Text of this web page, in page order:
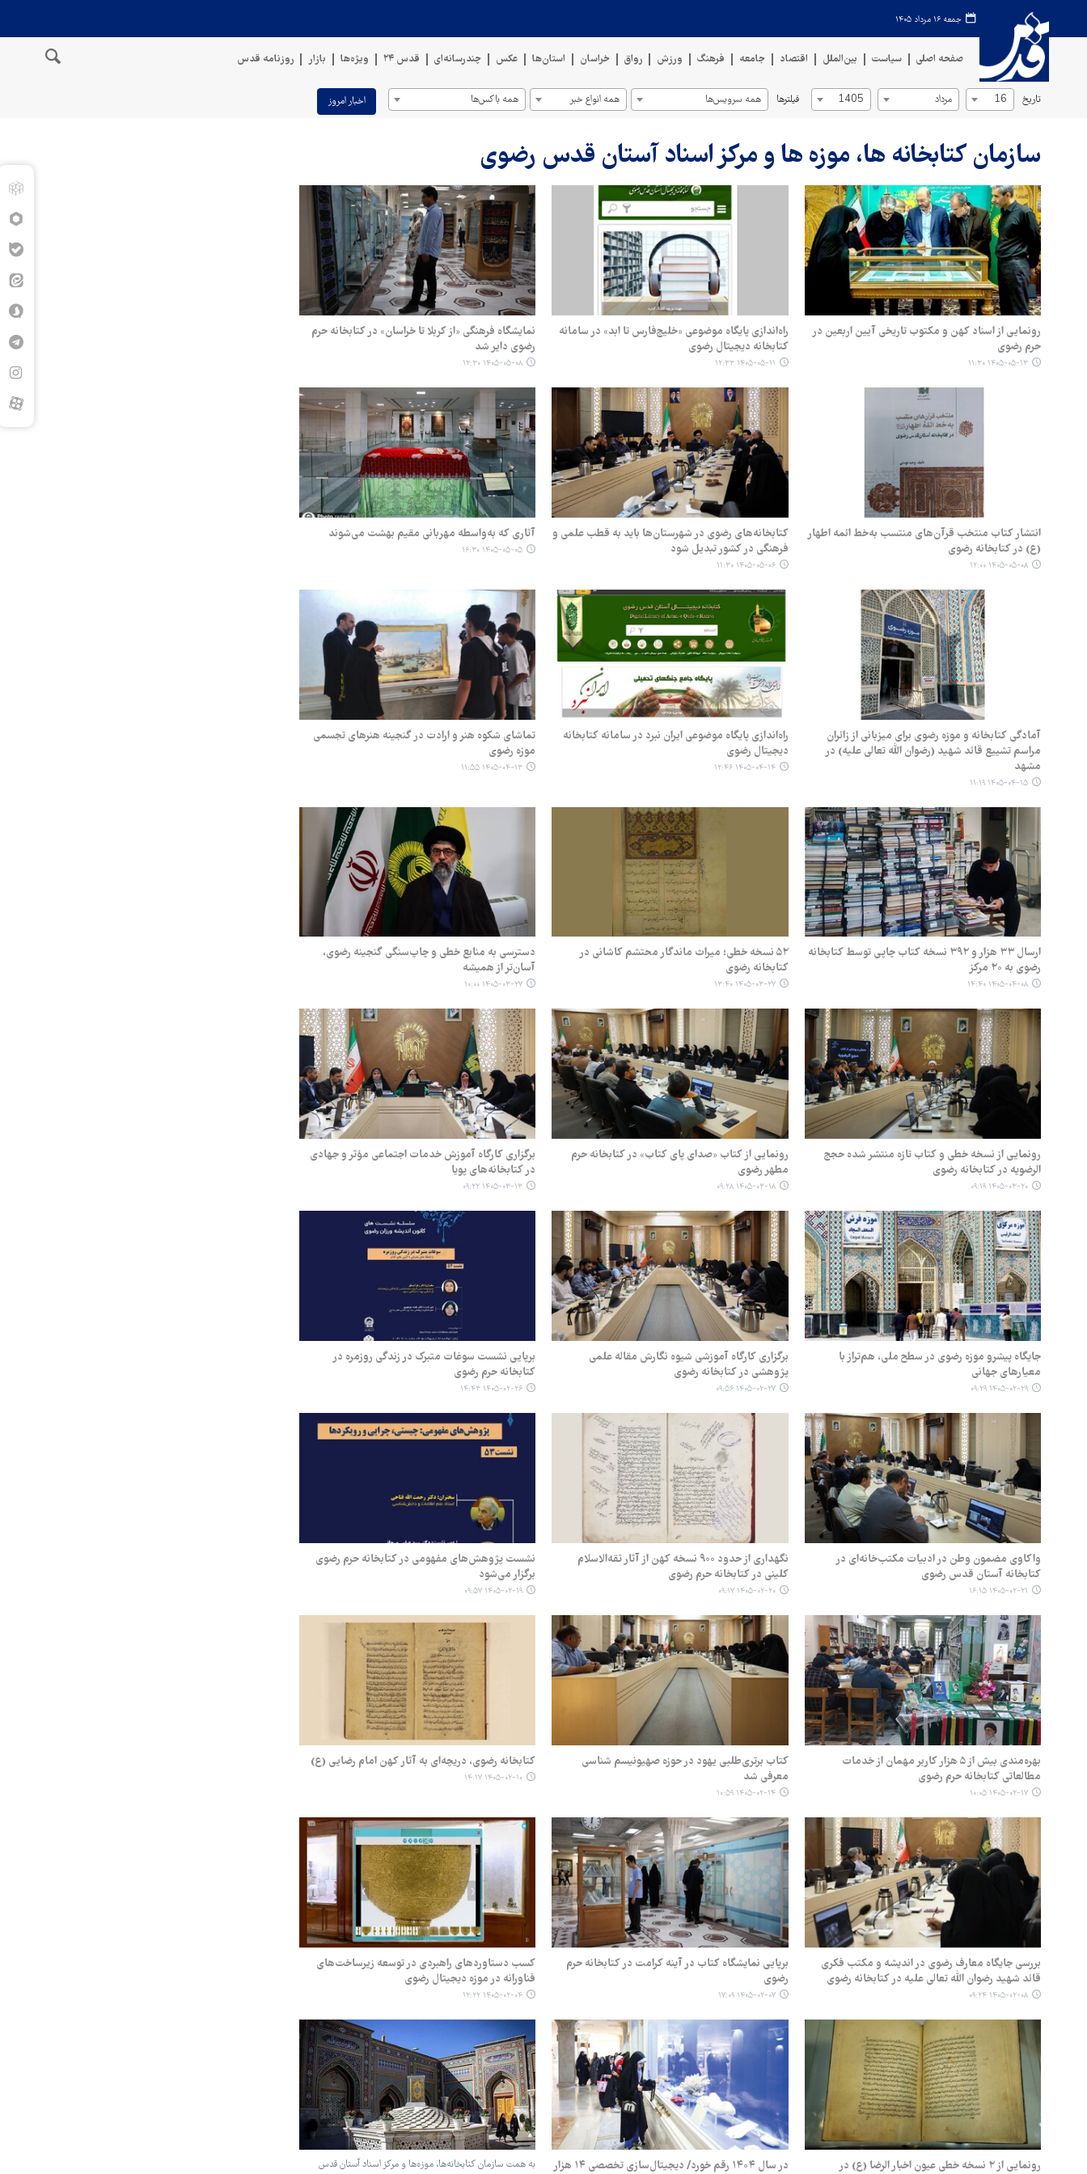
جمعه ۱۶ مرداد ۱۴۰۵
صفحه اصلی سیاست بین‌الملل اقتصاد جامعه فرهنگ ورزش رواق خراسان استان‌ها عکس چندرسانه‌ای قدس ۲۴ ویژه‌ها بازار روزنامه قدس
تاریخ 16 مرداد 1405 فیلترها همه سرویس‌ها همه انواع خبر همه باکس‌ها اخبار امروز
سازمان کتابخانه ها، موزه ها و مرکز اسناد آستان قدس رضوی
رونمایی از اسناد کهن و مکتوب تاریخی آیین اربعین در
حرم رضوی
۱۴۰۵-۰۵-۱۳ ۱۱:۳۰
راه‌اندازی پایگاه موضوعی «خلیج‌فارس تا ابد» در سامانه
کتابخانه دیجیتال رضوی
۱۴۰۵-۰۵-۱۱ ۱۲:۳۳
نمایشگاه فرهنگی «از کربلا تا خراسان» در کتابخانه حرم
رضوی دایر شد
۱۴۰۵-۰۵-۰۸ ۱۲:۳۰
انتشار کتاب منتخب قرآن‌های منتسب به‌خط ائمه اطهار
(ع) در کتابخانه رضوی
۱۴۰۵-۰۵-۰۸ ۱۲:۰۰
کتابخانه‌های رضوی در شهرستان‌ها باید به قطب علمی و
فرهنگی در کشور تبدیل شود
۱۴۰۵-۰۵-۰۶ ۱۱:۳۰
آثاری که به‌واسطه مهربانی مقیم بهشت می‌شوند
۱۴۰۵-۰۵-۰۵ ۱۶:۳۰
آمادگی کتابخانه و موزه رضوی برای میزبانی از زائران
مراسم تشییع قائد شهید (رضوان الله تعالی علیه) در
مشهد
۱۴۰۵-۰۴-۱۵ ۱۱:۱۹
راه‌اندازی پایگاه موضوعی ایران نبرد در سامانه کتابخانه
دیجیتال رضوی
۱۴۰۵-۰۴-۱۴ ۱۲:۴۶
تماشای شکوه هنر و ارادت در گنجینه هنرهای تجسمی
موزه رضوی
۱۴۰۵-۰۴-۱۳ ۱۱:۵۵
ارسال ۳۳ هزار و ۳۹۲ نسخه کتاب چاپی توسط کتابخانه
رضوی به ۲۰ مرکز
۱۴۰۵-۰۴-۰۸ ۱۴:۴۰
۵۲ نسخه خطی؛ میراث ماندگار محتشم کاشانی در
کتابخانه رضوی
۱۴۰۵-۰۳-۲۷ ۱۳:۴۰
دسترسی به منابع خطی و چاپ‌سنگی گنجینه رضوی،
آسان‌تر از همیشه
۱۴۰۵-۰۳-۲۷ ۱۰:۰۰
رونمایی از نسخه خطی و کتاب تازه منتشر شده حجج
الرضویه در کتابخانه رضوی
۱۴۰۵-۰۳-۲۰ ۰۹:۱۹
رونمایی از کتاب «صدای پای کتاب» در کتابخانه حرم
مطهر رضوی
۱۴۰۵-۰۳-۱۸ ۰۹:۲۸
برگزاری کارگاه آموزش خدمات اجتماعی مؤثر و جهادی
در کتابخانه‌های پویا
۱۴۰۵-۰۳-۱۳ ۰۹:۲۲
جایگاه پیشرو موزه رضوی در سطح ملی، هم‌تراز با
معیارهای جهانی
۱۴۰۵-۰۲-۲۹ ۰۹:۲۹
برگزاری کارگاه آموزشی شیوه نگارش مقاله علمی
پژوهشی در کتابخانه رضوی
۱۴۰۵-۰۲-۲۷ ۰۹:۵۶
برپایی نشست سوغات متبرک در زندگی روزمره در
کتابخانه حرم رضوی
۱۴۰۵-۰۲-۲۶ ۱۴:۴۳
واکاوی مضمون وطن در ادبیات مکتب‌خانه‌ای در
کتابخانه آستان قدس رضوی
۱۴۰۵-۰۲-۲۱ ۱۶:۱۵
نگهداری از حدود ۹۰۰ نسخه کهن از آثار ثقه‌الاسلام
کلینی در کتابخانه حرم رضوی
۱۴۰۵-۰۲-۲۰ ۰۹:۱۷
نشست پژوهش‌های مفهومی در کتابخانه حرم رضوی
برگزار می‌شود
۱۴۰۵-۰۲-۱۹ ۰۹:۵۷
بهره‌مندی بیش از ۵ هزار کاربر مهمان از خدمات
مطالعاتی کتابخانه حرم رضوی
۱۴۰۵-۰۲-۱۷ ۱۰:۰۵
کتاب برتری‌طلبی یهود در حوزه صهیونیسم شناسی
معرفی شد
۱۴۰۵-۰۲-۱۴ ۱۰:۵۹
کتابخانه رضوی، دریچه‌ای به آثار کهن امام رضایی (ع)
۱۴۰۵-۰۲-۱۰ ۱۴:۱۷
بررسی جایگاه معارف رضوی در اندیشه و مکتب فکری
قائد شهید رضوان الله تعالی علیه در کتابخانه رضوی
۱۴۰۵-۰۲-۰۸ ۰۹:۲۴
برپایی نمایشگاه کتاب در آینه کرامت در کتابخانه حرم
رضوی
۱۴۰۵-۰۲-۰۷ ۱۷:۰۹
کسب دستاوردهای راهبردی در توسعه زیرساخت‌های
فناورانه در موزه دیجیتال رضوی
۱۴۰۵-۰۲-۰۴ ۱۲:۲۲
رونمایی از ۲ نسخه خطی عیون اخبار الرضا (ع) در
در سال ۱۴۰۴ رقم خورد/ دیجیتال‌سازی تخصصی ۱۴ هزار
به همت سازمان کتابخانه‌ها، موزه‌ها و مرکز اسناد آستان قدس